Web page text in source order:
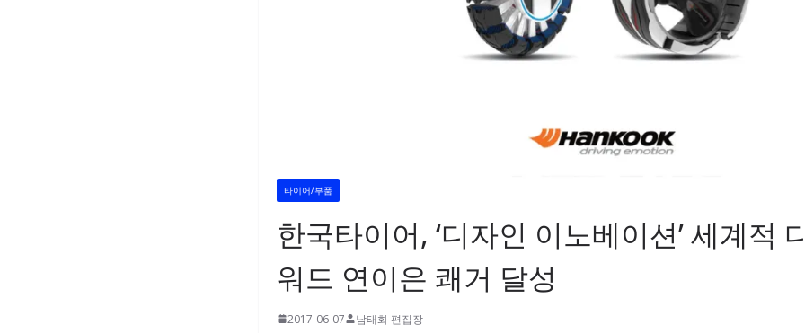
타이어/부품
한국타이어, ‘디자인 이노베이션’ 세계적
워드 연이은 쾌거 달성
2017-06-07 남태화 편집장